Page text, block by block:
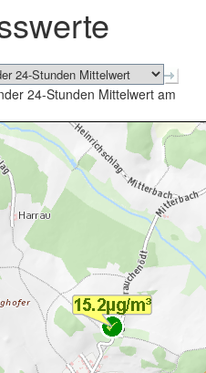
schließen
24-Stunden Mittelwert am